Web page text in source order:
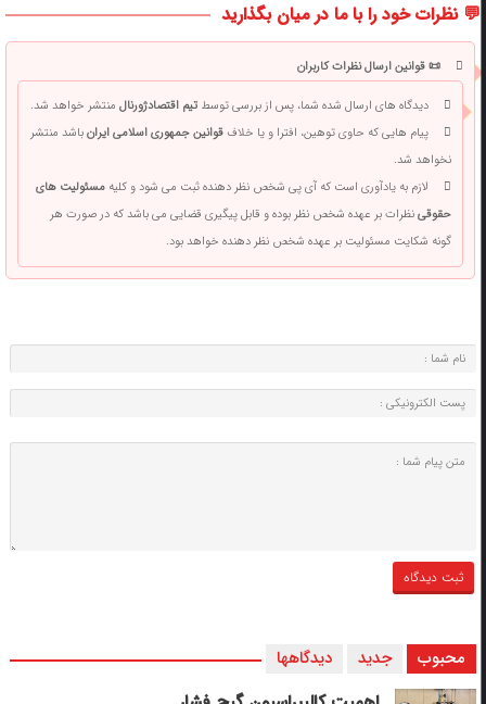
💬 نظرات خود را با ما در میان بگذارید
📜 قوانین ارسال نظرات کاربران
دیدگاه های ارسال شده شما، پس از بررسی توسطتیم اقتصادژورنالمنتشر خواهد شد.
پیام هایی که حاوی توهین، افترا و یا خلافقوانین جمهوری اسلامی ایرانباشد منتشر
نخواهد شد.
لازم به یادآوری است که آی پی شخص نظر دهنده ثبت می شود و کلیهمسئولیت های
حقوقینظرات بر عهده شخص نظر بوده و قابل پیگیری قضایی می باشد که در صورت هر
گونه شکایت مسئولیت بر عهده شخص نظر دهنده خواهد بود.
محبوب جدید دیدگاهها